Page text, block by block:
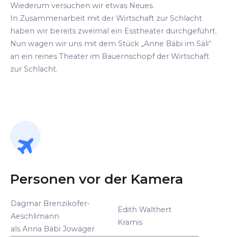
Wiederum versuchen wir etwas Neues.
In Zusammenarbeit mit der Wirtschaft zur Schlacht
haben wir bereits zweimal ein Esstheater durchgeführt.
Nun wagen wir uns mit dem Stück „Anne Bäbi im Säli“
an ein reines Theater im Bauernschopf der Wirtschaft
zur Schlacht.
Personen vor der Kamera
Dagmar Brenzikofer-
Aeschlimann
als Anna Bäbi Jowäger
Edith Walthert
Kramis